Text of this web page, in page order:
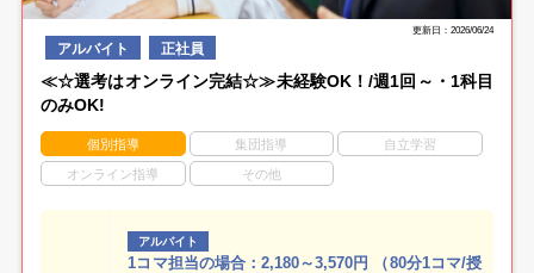
更新日：2026/06/24
アルバイト 正社員
≪☆選考はオンライン完結☆≫未経験OK！/週1回～・1科目
のみOK!
個別指導 集団指導 自立学習
オンライン指導 その他
アルバイト
1コマ担当の場合：2,180～3,570円 （80分1コマ/授